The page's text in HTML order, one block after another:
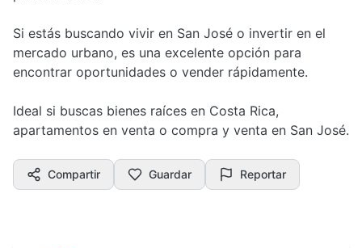
Si estás buscando vivir en San José o invertir en el
mercado urbano, es una excelente opción para
encontrar oportunidades o vender rápidamente.
Ideal si buscas bienes raíces en Costa Rica,
apartamentos en venta o compra y venta en San José.
Compartir Guardar Reportar